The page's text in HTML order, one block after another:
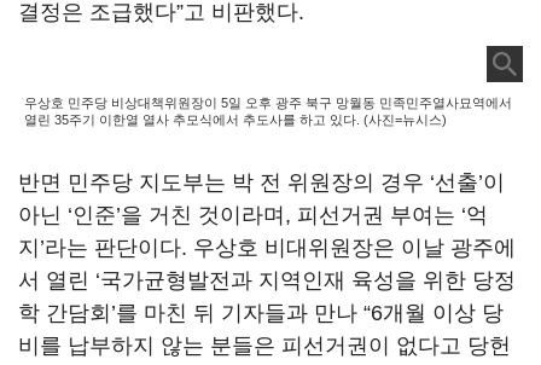
결정은 조급했다”고 비판했다.
우상호 민주당 비상대책위원장이 5일 오후 광주 북구 망월동 민족민주열사묘역에서
열린 35주기 이한열 열사 추모식에서 추도사를 하고 있다. (사진=뉴시스)
반면 민주당 지도부는 박 전 위원장의 경우 ‘선출’이
아닌 ‘인준’을 거친 것이라며, 피선거권 부여는 ‘억
지’라는 판단이다. 우상호 비대위원장은 이날 광주에
서 열린 ‘국가균형발전과 지역인재 육성을 위한 당정
학 간담회’를 마친 뒤 기자들과 만나 “6개월 이상 당
비를 납부하지 않는 분들은 피선거권이 없다고 당헌